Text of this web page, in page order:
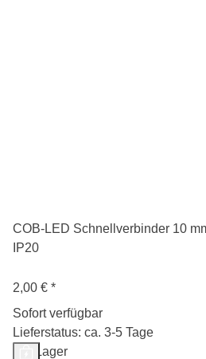
COB-LED Schnellverbinder 10
IP20
2,00 € *
Sofort verfügbar
Lieferstatus: ca. 3-5 Tage
Auf Lager